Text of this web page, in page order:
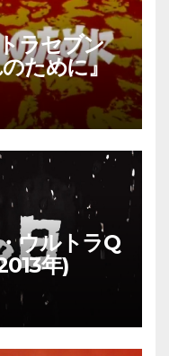
ラセブン
ために』
ウルトラQ
年)